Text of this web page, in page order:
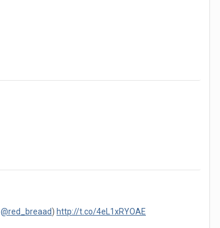
@red_breaad) http://t.co/4eL1xRYOAE